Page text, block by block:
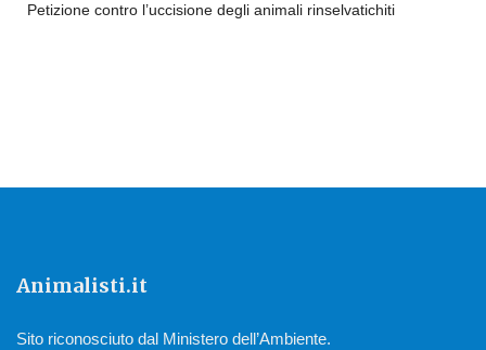
Petizione contro l’uccisione degli animali rinselvatichiti
Animalisti.it
Sito riconosciuto dal Ministero dell’Ambiente.